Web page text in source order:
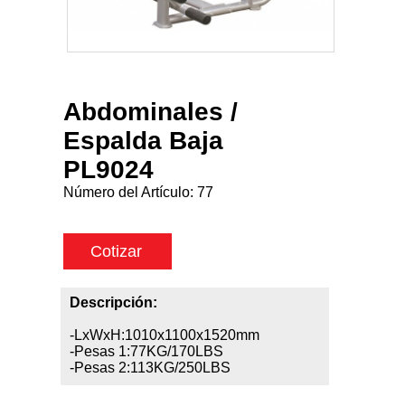
Abdominales /
Espalda Baja
PL9024
Número del Artículo: 77
Cotizar
Descripción:
-LxWxH:1010x1100x1520mm
-Pesas 1:77KG/170LBS
-Pesas 2:113KG/250LBS